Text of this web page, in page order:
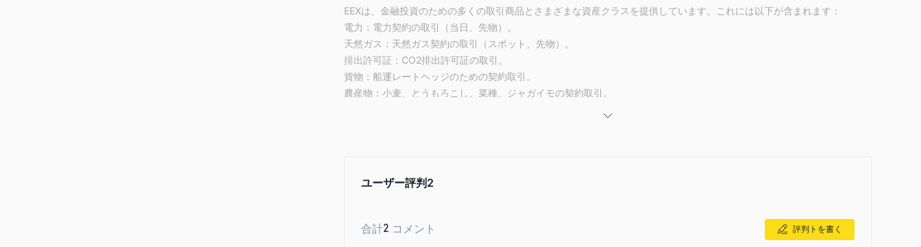
EEXは、金融投資のための多くの取引商品とさまざまな資産クラスを提供しています。これには以下が含まれます：
電力： 電力契約の取引（当日、先物）。
天然ガス： 天然ガス契約の取引（スポット、先物）。
排出許可証： CO2排出許可証の取引。
貨物： 船運レートヘッジのための契約取引。
農産物： 小麦、とうもろこし、菜種、ジャガイモの契約取引。
手数料120ユーロ。
ユーザー評判 2
合計2 コメント 評判トを書く